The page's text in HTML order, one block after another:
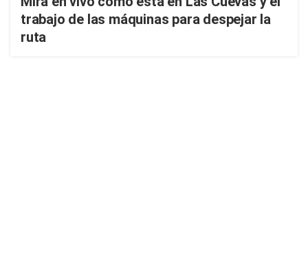
trabajo de las máquinas para despejar la
ruta